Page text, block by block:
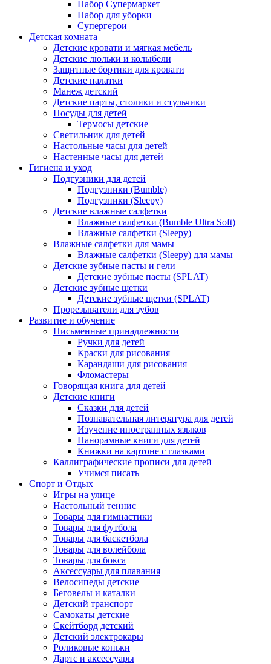
Hабор Супермаркет
Набор для уборки
Супергерои
Детская комната
Детские кровати и мягкая мебель
Детские люльки и колыбели
Защитные бортики для кровати
Детские палатки
Манеж детский
Детские парты, столики и стульчики
Посуды для детей
Термосы детские
Светильник для детей
Настольные часы для детей
Настенные часы для детей
Гигиена и уход
Подгузники для детей
Подгузники (Bumble)
Подгузники (Sleepy)
Детские влажные салфетки
Влажные салфетки (Bumble Ultra Soft)
Влажные салфетки (Sleepy)
Влажные салфетки для мамы
Влажные салфетки (Sleepy) для мамы
Детские зубные пасты и гели
Детские зубные пасты (SPLAT)
Детские зубные щетки
Детские зубные щетки (SPLAT)
Прорезыватели для зубов
Развитие и обучение
Письменные принадлежности
Ручки для детей
Краски для рисования
Карандаши для рисования
Фломастеры
Говорящая книга для детей
Детские книги
Сказки для детей
Познавательная литература для детей
Изучение иностранных языков
Панорамные книги для детей
Книжки на картоне с глазками
Каллиграфические прописи для детей
Учимся писать
Спорт и Отдых
Игры на улице
Настольный теннис
Товары для гимнастики
Товары для футбола
Товары для баскетбола
Товары для волейбола
Товары для бокса
Аксессуары для плавания
Велосипеды детские
Беговелы и каталки
Детский транспорт
Самокаты детские
Скейтборд детский
Детский электрокары
Роликовые коньки
Дартс и аксессуары